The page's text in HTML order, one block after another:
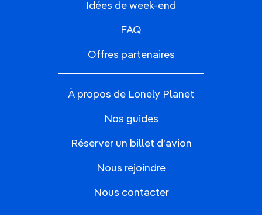
Idées de week-end
FAQ
Offres partenaires
À propos de Lonely Planet
Nos guides
Réserver un billet d'avion
Nous rejoindre
Nous contacter